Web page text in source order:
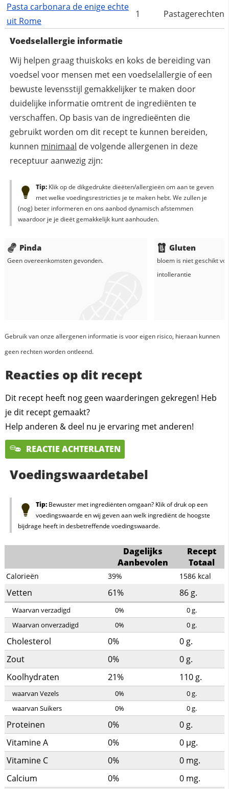
Pasta carbonara de enige echte
uit Rome
1 Pastagerechten
Voedselallergie informatie
Wij helpen graag thuiskoks en koks de bereiding van
voedsel voor mensen met een voedselallergie of een
bewuste levensstijl gemakkelijker te maken door
duidelijke informatie omtrent de ingrediënten te
verschaffen. Op basis van de ingredieënten die
gebruikt worden om dit recept te kunnen bereiden,
kunnen minimaal de volgende allergenen in deze
receptuur aanwezig zijn:
Tip:Klik op de dikgedrukte dieëten/allergieën om aan te geven
met welke voedingsrestricties je te maken hebt. We zullen je
(nog) beter informeren en ons aanbod dynamisch afstemmen
waardoor je je dieët gemakkelijk kunt aanhouden.
Pinda
Geen overeenkomsten gevonden.
Gluten
bloemis niet geschikt
intollerantie
Gebruik van onze allergenen informatie is voor eigen risico, hieraan kunnen
geen rechten worden ontleend.
Reacties op dit recept
Dit recept heeft nog geen waarderingen gekregen! Heb
je dit recept gemaakt?
Help anderen & deel nu je ervaring met anderen!
REACTIE ACHTERLATEN
Voedingswaardetabel
Tip:Bewuster met ingrediënten omgaan? Klik of druk op een
voedingswaarde en wij geven aan welk ingrediënt de hoogste
bijdrage heeft in desbetreffende voedingswaarde.
Dagelijks
Aanbevolen
Recept
Totaal
Calorieën 39% 1586 kcal
Vetten 61% 86 g.
Waarvan verzadigd 0% 0g.
Waarvan onverzadigd
0% 0g.
Cholesterol 0% 0 g.
Zout
0% 0 g.
Koolhydraten
21% 110 g.
waarvan Vezels 0% 0g.
waarvan Suikers
0% 0g.
Proteinen 0% 0 g.
Vitamine A
0% 0 µg.
Vitamine C
0% 0 mg.
Calcium
0% 0 mg.